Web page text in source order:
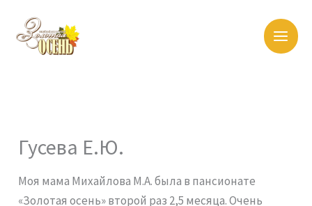
содержимому
Гусева Е.Ю.
Моя мама Михайлова М.А. была в пансионате
«Золотая осень» второй раз 2,5 месяца. Очень